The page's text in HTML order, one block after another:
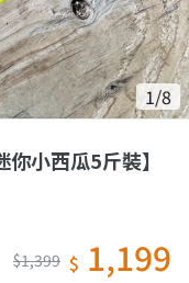
1/8
小西瓜5斤裝】
$1,399 $ 1,199